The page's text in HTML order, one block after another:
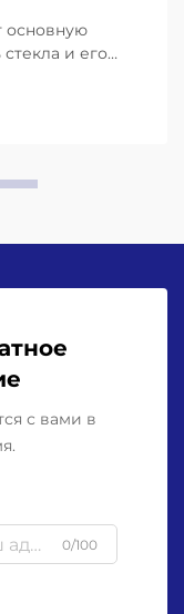
основную
и его
высокоточные
с вами в
0/100